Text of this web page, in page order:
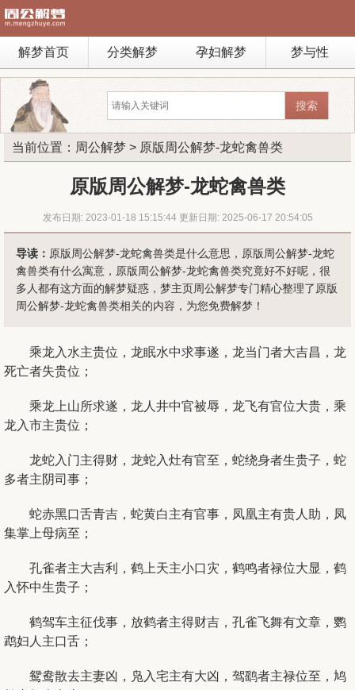
解梦首页 分类解梦 孕妇解梦 梦与性
当前位置： 周公解梦 > 原版周公解梦-龙蛇禽兽类
原版周公解梦-龙蛇禽兽类
发布日期: 2023-01-18 15:15:44 更新日期: 2025-06-17 20:54:05
导读： 原版周公解梦-龙蛇禽兽类是什么意思，原版周公解梦-龙蛇
禽兽类有什么寓意，原版周公解梦-龙蛇禽兽类究竟好不好呢，很
多人都有这方面的解梦疑惑，梦主页周公解梦专门精心整理了原版
周公解梦-龙蛇禽兽类相关的内容，为您免费解梦！
乘龙入水主贵位，龙眠水中求事遂，龙当门者大吉昌，龙
死亡者失贵位；
乘龙上山所求遂，龙人井中官被辱，龙飞有官位大贵，乘
龙入市主贵位；
龙蛇入门主得财，龙蛇入灶有官至，蛇绕身者生贵子，蛇
多者主阴司事；
蛇赤黑口舌青吉，蛇黄白主有官事，凤凰主有贵人助，凤
集掌上母病至；
孔雀者主大吉利，鹤上天主小口灾，鹤鸣者禄位大显，鹤
入怀中生贵子；
鹤驾车主征伐事，放鹤者主得财吉，孔雀飞舞有文章，鹦
鹉妇人主口舌；
鸳鸯散去主妻凶，凫入宅主有大凶，驾鹞者主禄位至，鸠